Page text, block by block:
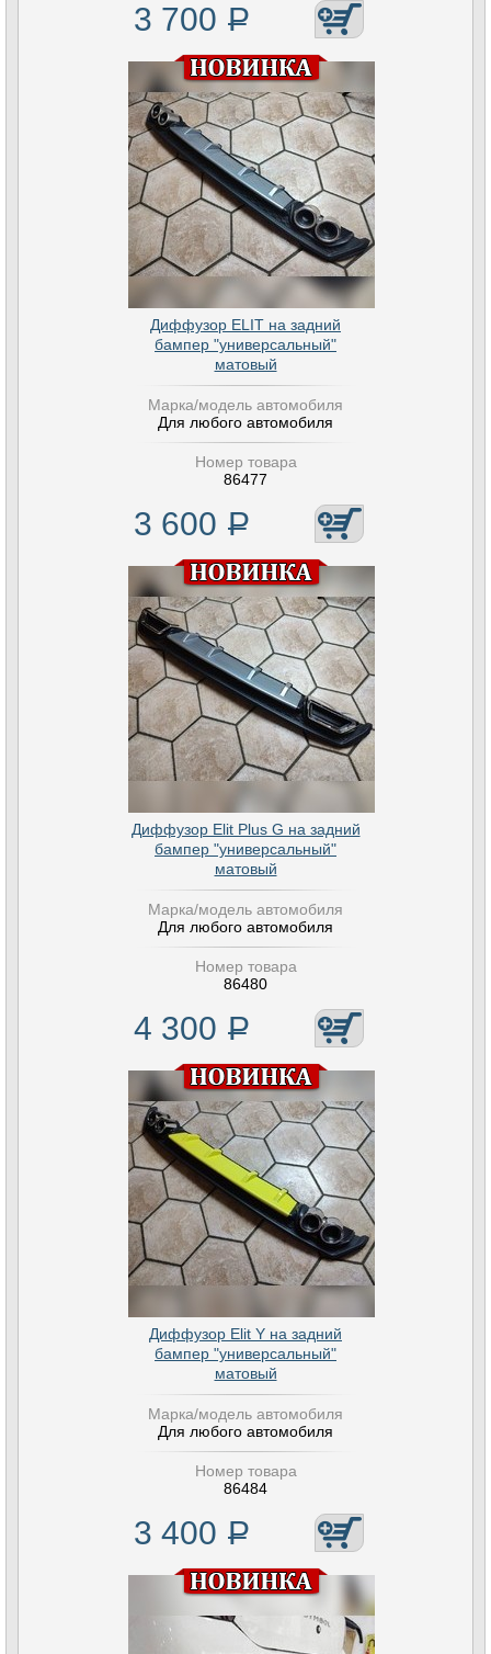
3 700 Р
Диффузор ELIT на задний
бампер "универсальный"
матовый
Марка/модель автомобиля
Для любого автомобиля
Номер товара
86477
3 600 Р
Диффузор Elit Plus G на задний
бампер "универсальный"
матовый
Марка/модель автомобиля
Для любого автомобиля
Номер товара
86480
4 300 Р
Диффузор Elit Y на задний
бампер "универсальный"
матовый
Марка/модель автомобиля
Для любого автомобиля
Номер товара
86484
3 400 Р